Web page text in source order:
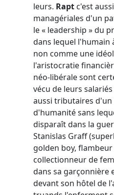
leurs. Rapt c'est
managériales d'un
le « leadership » du
dans lequel l'humain
non comme une
l'aristocratie
néo-libérale sont
vécu de leurs
aussi tributaires
d'humanité sans
disparaît dans la
Stanislas Graff
golden boy, flambeur
collectionneur de
dans sa garçonnière
devant son hôtel de